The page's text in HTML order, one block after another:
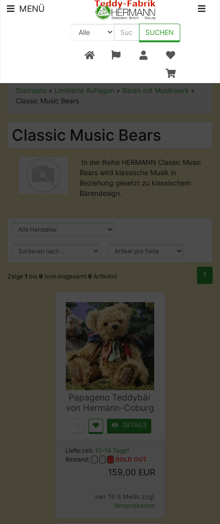
+49 (0) 9561-8590-0
MENÜ
SUCHEN
Startseite » Limitierte Auflagen » Bären mit Musikwerk »
Classic Music Bears
Classic Music Bears
In der Reihe HERMANN Classic Music
Bears wird klassische Musik in
Beziehung gesetzt zu klassischem
Bärendesign.
Zeige 1 bis 9 (von insgesamt 9 Artikeln) 1
Papageno Teddybär
von Hermann-Coburg
DETAILS
Lieferzeit: 10-14 Tage*
Bestand:
SOLD OUT
159,00 EUR
inkl. 19 % MwSt. zzgl.
Versandkosten